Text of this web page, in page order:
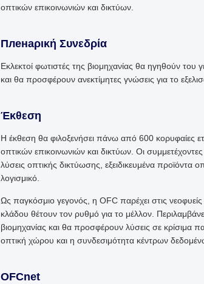
οπτικών επικοινωνιών και δικτύων.
Πленаρική Συνεδρία
Εκλεκτοί φωτιστές της βιομηχανίας θα ηγηθούν του
και θα προσφέρουν ανεκτίμητες γνώσεις για το
Έκθεση
Η έκθεση θα φιλοξενήσει πάνω από 600 κορυφαίες
οπτικών επικοινωνιών και δικτύων. Οι
λύσεις οπτικής δικτύωσης, εξειδικευμένα
λογισμικό.
Ως παγκόσμιο γεγονός, η OFC παρέχει στις
κλάδου θέτουν τον ρυθμό για το μέλλον.
βιομηχανίας και θα προσφέρουν λύσεις σε
οπτική χώρου και η συνδεσιμότητα κέντρων
OFCnet